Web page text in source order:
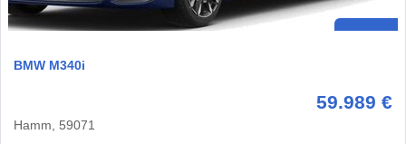
BMW M340i
59.989 €
Hamm, 59071